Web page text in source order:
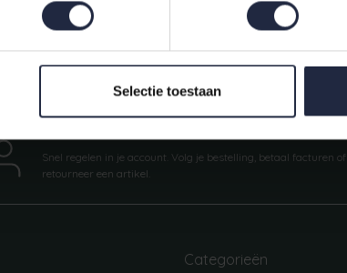
Selectie toestaan
Indien op voorraad, op werkdagen vóór 16:00 uur verstuurd.
Mijn account
Snel regelen in je account. Volg je bestelling, betaal facturen of
retourneer een artikel.
Categorieën